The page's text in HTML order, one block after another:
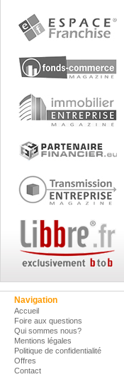
Navigation
Accueil
Foire aux questions
Qui sommes nous?
Mentions légales
Politique de confidentialité
Offres
Contact